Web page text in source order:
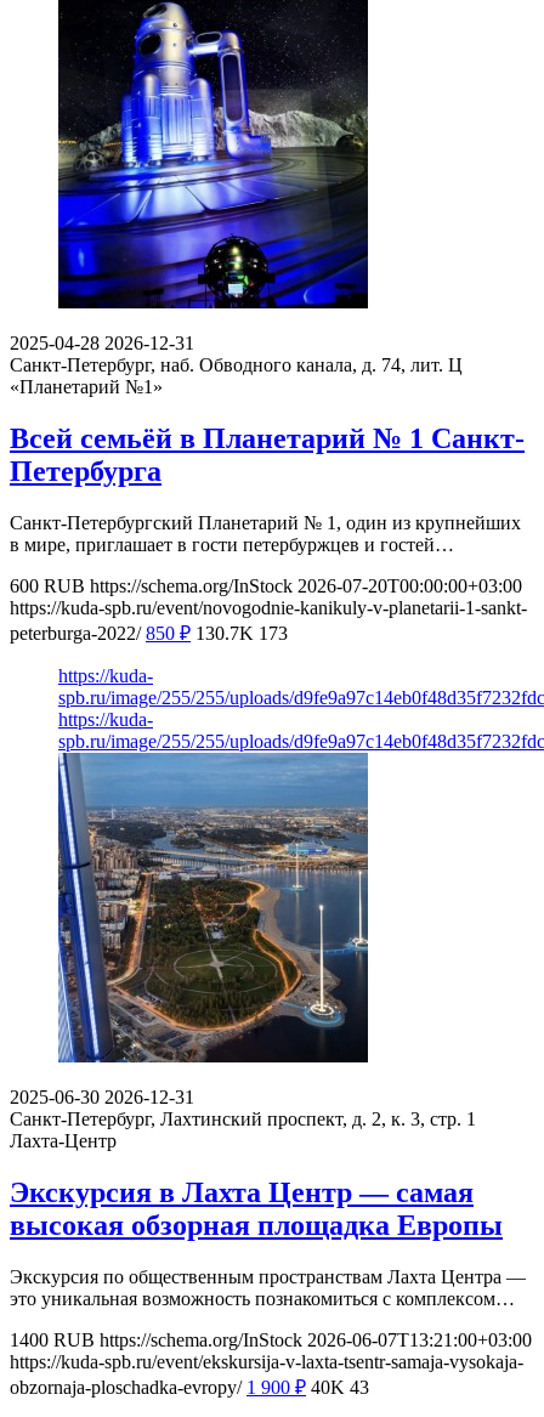
2025-04-28 2026-12-31
Санкт-Петербург, наб. Обводного канала, д. 74, лит. Ц
«Планетарий №1»
Всей семьёй в Планетарий № 1 Санкт-
Петербурга
Санкт-Петербургский Планетарий № 1, один из крупнейших
в мире, приглашает в гости петербуржцев и гостей…
600 RUB https://schema.org/InStock 2026-07-20T00:00:00+03:00
https://kuda-spb.ru/event/novogodnie-kanikuly-v-planetarii-1-sankt-
peterburga-2022/ 850 ₽ 130.7K 173
https://kuda-
spb.ru/image/255/255/uploads/
https://kuda-
spb.ru/image/255/255/uploads/
2025-06-30 2026-12-31
Санкт-Петербург, Лахтинский проспект, д. 2, к. 3, стр. 1
Лахта-Центр
Экскурсия в Лахта Центр — самая
высокая обзорная площадка Европы
Экскурсия по общественным пространствам Лахта Центра —
это уникальная возможность познакомиться с комплексом…
1400 RUB https://schema.org/InStock 2026-06-07T13:21:00+03:00
https://kuda-spb.ru/event/ekskursija-v-laxta-tsentr-samaja-vysokaja-
obzornaja-ploschadka-evropy/ 1 900 ₽ 40K 43